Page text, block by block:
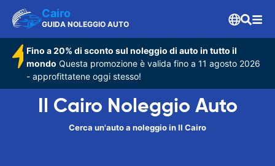
Cairo
GUIDA NOLEGGIO AUTO
Fino a 20% di sconto sul noleggio di auto in tutto il
mondo Questa promozione è valida fino a 11 agosto 2026
- approfittatene oggi stesso!
Il Cairo Noleggio Auto
Cerca un'auto a noleggio in Il Cairo